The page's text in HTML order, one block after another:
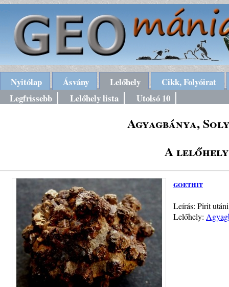
Nyitólap Ásvány Lelőhely
Cikk, Folyóirat
Legfrissebb
Lelőhely lista Utolsó 10
Agyagbánya,
A lelőhely
goethit
Leírás: Pirit
Lelőhely: